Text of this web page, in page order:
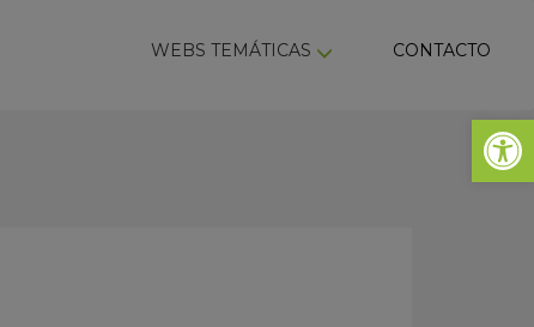
Abrir
WEBS TEMÁTICAS CONTACTO